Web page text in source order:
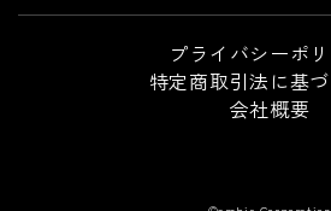
プライバシーポ
特定商取引法に基
会社概要